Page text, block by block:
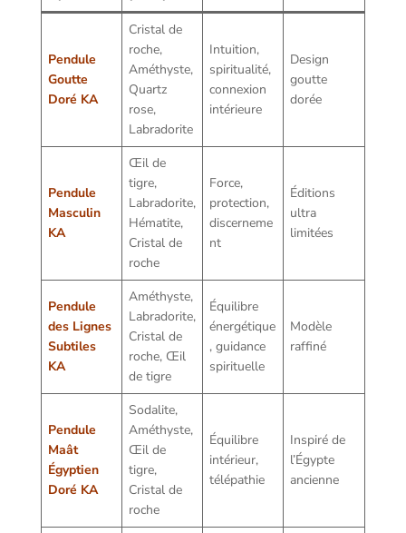
Pendule
Goutte
Doré KA
Cristal de
roche,
Améthyste,
Quartz
rose,
Labradorite
Intuition,
spiritualité,
connexion
intérieure
Design
goutte
dorée
Pendule
Masculin
KA
Œil de
tigre,
Labradorite,
Hématite,
Cristal de
roche
Force,
protection,
discerneme
nt
Éditions
ultra
limitées
Pendule
des Lignes
Subtiles
KA
Améthyste,
Labradorite,
Cristal de
roche, Œil
de tigre
Équilibre
énergétique
, guidance
spirituelle
Modèle
raffiné
Pendule
Maât
Égyptien
Doré KA
Sodalite,
Améthyste,
Œil de
tigre,
Cristal de
roche
Équilibre
intérieur,
télépathie
Inspiré de
l’Égypte
ancienne